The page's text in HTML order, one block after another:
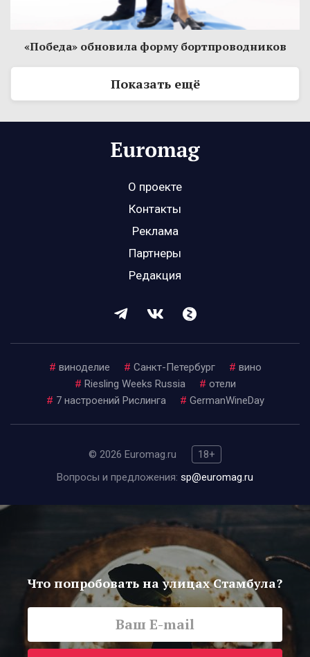
«Победа» обновила форму бортпроводников
Показать ещё
О проекте
Контакты
Реклама
Партнеры
Редакция
# виноделие # Санкт-Петербург # вино
# Riesling Weeks Russia # отели
# 7 настроений Рислинга # GermanWineDay
© 2026 Euromag.ru
18+
Вопросы и предложения: sp@euromag.ru
Что попробовать на улицах Стамбула?